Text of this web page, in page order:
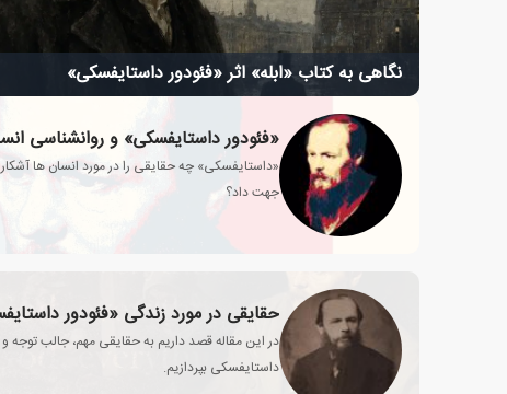
نگاهی به کتاب «ابله» اثر «فئودور داستایفسکی»
«فئودور داستایفسکی» و روانشناسی
«داستایفسکی» چه حقایقی را در مورد انسان ها
جهت داد؟
حقایقی در مورد زندگی «فئودور
در این مقاله قصد داریم به حقایقی مهم، جالب توجه و
داستایفسکی بپردازیم.